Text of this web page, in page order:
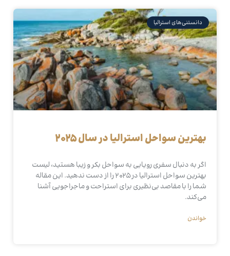
دانستنی‌های استرالیا
بهترین سواحل استرالیا در سال 2025
اگر به دنبال سفری رویایی به سواحل بکر و زیبا هستید، لیست
بهترین سواحل استرالیا در 2025 را از دست ندهید. این مقاله
شما را با مقاصد بی‌نظیری برای استراحت و ماجراجویی آشنا
می‌کند.
خواندن